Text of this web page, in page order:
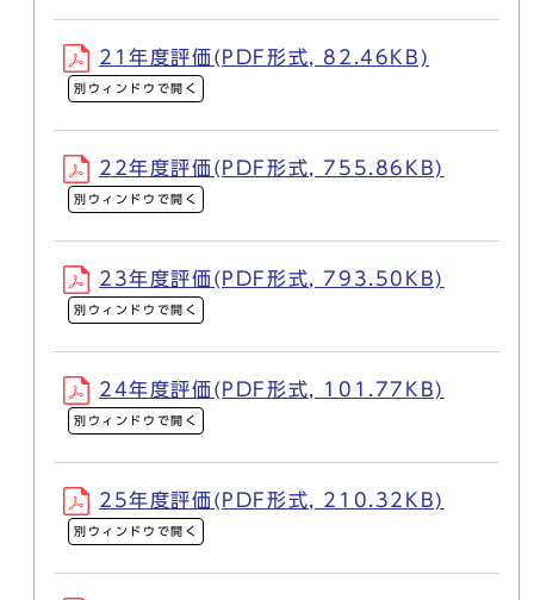
21年度評価(PDF形式, 82.46KB)
別ウィンドウで開く
22年度評価(PDF形式, 755.86KB)
別ウィンドウで開く
23年度評価(PDF形式, 793.50KB)
別ウィンドウで開く
24年度評価(PDF形式, 101.77KB)
別ウィンドウで開く
25年度評価(PDF形式, 210.32KB)
別ウィンドウで開く